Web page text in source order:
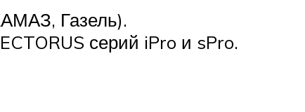
Газель).
серий iPro и sPro.